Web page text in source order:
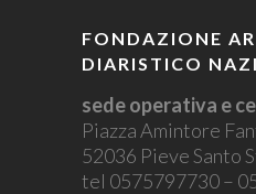
FONDAZIONE
DIARISTICO
sede operativa e
Piazza Amintore
52036 Pieve Santo
tel 0575797730 –